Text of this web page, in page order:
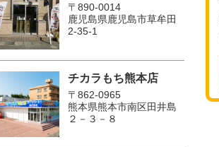
〒890-0014
鹿児島県鹿児島市草牟田
2-35-1
チカラもち熊本店
〒862-0965
熊本県熊本市南区田井島
２－３－８